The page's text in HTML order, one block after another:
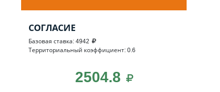
СОГЛАСИЕ
Базовая ставка: 4942
Территориальный коэффициент: 0.6
2504.8